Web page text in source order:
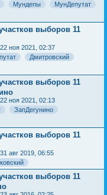
Мундепы
МунДепутат
выборов 11
22 ноя 2021, 02:37
Дмитровский
выборов 11
22 ноя 2021, 02:13
ЗапДегунино
выборов 11
31 авг 2019, 06:55
выборов 11